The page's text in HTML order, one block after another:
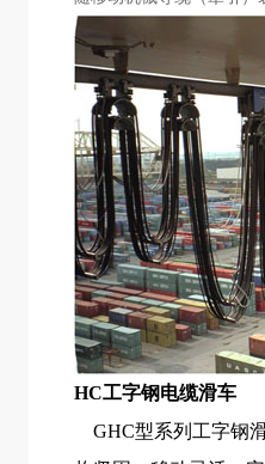
HC工字钢电缆滑车
GHC型系列工字钢